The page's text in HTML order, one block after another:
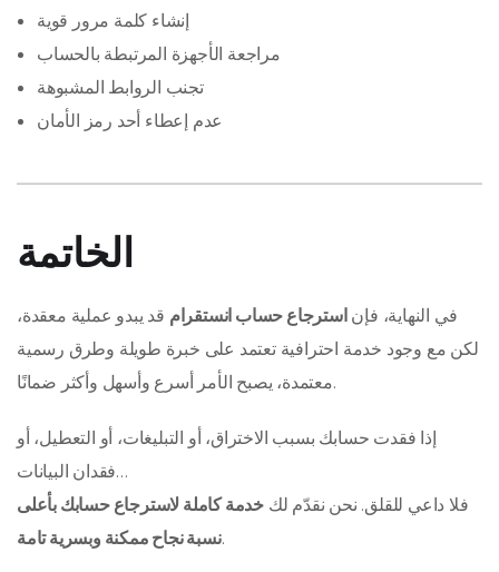
إنشاء كلمة مرور قوية
مراجعة الأجهزة المرتبطة بالحساب
تجنب الروابط المشبوهة
عدم إعطاء أحد رمز الأمان
الخاتمة
في النهاية، فإناسترجاع حساب انستقرام قد يبدو عملية معقدة،
لكن مع وجود خدمة احترافية تعتمد على خبرة طويلة وطرق رسمية
معتمدة، يصبح الأمر أسرع وأسهل وأكثر ضمانًا.
إذا فقدت حسابك بسبب الاختراق، أو التبليغات، أو التعطيل، أو
فقدان البيانات…
فلا داعي للقلق. نحن نقدّم لك خدمة كاملة لاسترجاع حسابك بأعلى
نسبة نجاح ممكنة وبسرية تامة.